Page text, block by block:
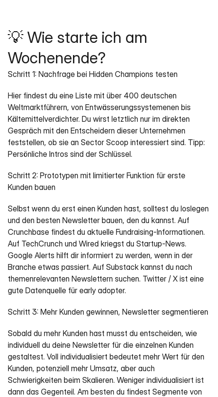
💡 Wie starte ich am
Wochenende?
Schritt 1: Nachfrage bei Hidden Champions testen
Hier findest du eine Liste mit über 400 deutschen
Weltmarktführern, von Entwässerungssystemenen bis
Kältemittelverdichter. Du wirst letztlich nur im direkten
Gespräch mit den Entscheidern dieser Unternehmen
feststellen, ob sie an Sector Scoop interessiert sind. Tipp:
Persönliche Intros sind der Schlüssel.
Schritt 2: Prototypen mit limitierter Funktion für erste
Kunden bauen
Selbst wenn du erst einen Kunden hast, solltest du loslegen
und den besten Newsletter bauen, den du kannst. Auf
Crunchbase findest du aktuelle Fundraising-Informationen.
Auf TechCrunch und Wired kriegst du Startup-News.
Google Alerts hilft dir informiert zu werden, wenn in der
Branche etwas passiert. Auf Substack kannst du nach
themenrelevanten Newslettern suchen. Twitter / X ist eine
gute Datenquelle für early adopter.
Schritt 3: Mehr Kunden gewinnen, Newsletter segmentieren
Sobald du mehr Kunden hast musst du entscheiden, wie
individuell du deine Newsletter für die einzelnen Kunden
gestaltest. Voll individualisiert bedeutet mehr Wert für den
Kunden, potenziell mehr Umsatz, aber auch
Schwierigkeiten beim Skalieren. Weniger individualisiert ist
dann das Gegenteil. Am besten du findest Segmente von